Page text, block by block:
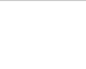
UnderlineStrikethrough
Align